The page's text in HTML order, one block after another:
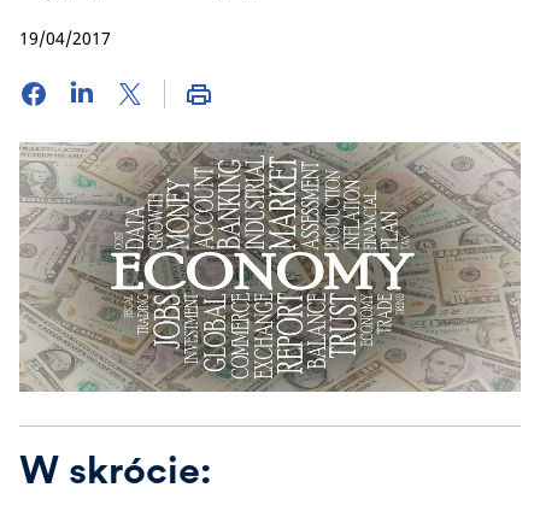
19/04/2017
W skrócie: